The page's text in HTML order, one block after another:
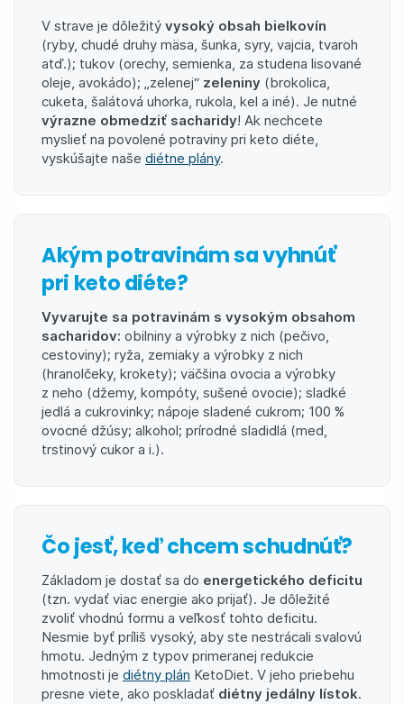
V strave je dôležitý vysoký obsah bielkovín
(ryby, chudé druhy mäsa, šunka, syry, vajcia, tvaroh
atď.); tukov (orechy, semienka, za studena lisované
oleje, avokádo); „zelenej“ zeleniny (brokolica,
cuketa, šalátová uhorka, rukola, kel a iné). Je nutné
výrazne obmedziť sacharidy! Ak nechcete
myslieť na povolené potraviny pri keto diéte,
vyskúšajte naše diétne plány.
Akým potravinám sa vyhnúť
pri keto diéte?
Vyvarujte sa potravinám s vysokým obsahom
sacharidov: obilniny a výrobky z nich (pečivo,
cestoviny); ryža, zemiaky a výrobky z nich
(hranolčeky, krokety); väčšina ovocia a výrobky
z neho (džemy, kompóty, sušené ovocie); sladké
jedlá a cukrovinky; nápoje sladené cukrom; 100 %
ovocné džúsy; alkohol; prírodné sladidlá (med,
trstinový cukor a i.).
Čo jesť, keď chcem schudnúť?
Základom je dostať sa do energetického deficitu
(tzn. vydať viac energie ako prijať). Je dôležité
zvoliť vhodnú formu a veľkosť tohto deficitu.
Nesmie byť príliš vysoký, aby ste nestrácali svalovú
hmotu. Jedným z typov primeranej redukcie
hmotnosti je diétny plán KetoDiet. V jeho priebehu
presne viete, ako poskladať diétny jedálny lístok.